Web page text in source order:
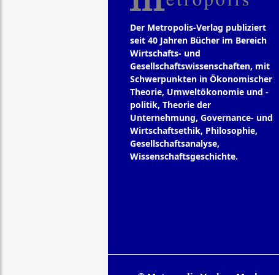
Der Metropolis-Verlag publiziert
seit 40 Jahren Bücher im Bereich
Wirtschafts- und
Gesellschaftswissenschaften, mit
Schwerpunkten in Ökonomischer
Theorie, Umweltökonomie und -
politik, Theorie der
Unternehmung, Governance- und
Wirtschaftsethik, Philosophie,
Gesellschaftsanalyse,
Wissenschaftsgeschichte.